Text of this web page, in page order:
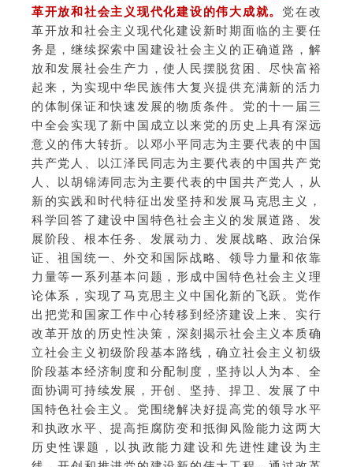
革开放和社会主义现代化建设的伟大成就。 党在改
革开放和社会主义现代化建设新时期面临的主要任
务是，继续探索中国建设社会主义的正确道路，解
放和发展社会生产力，使人民摆脱贫困、尽快富裕
起来，为实现中华民族伟大复兴提供充满新的活力
的体制保证和快速发展的物质条件。党的十一届三
中全会实现了新中国成立以来党的历史上具有深远
意义的伟大转折。以邓小平同志为主要代表的中国
共产党人、以江泽民同志为主要代表的中国共产党
人、以胡锦涛同志为主要代表的中国共产党人，从
新的实践和时代特征出发坚持和发展马克思主义，
科学回答了建设中国特色社会主义的发展道路、发
展阶段、根本任务、发展动力、发展战略、政治保
证、祖国统一、外交和国际战略、领导力量和依靠
力量等一系列基本问题，形成中国特色社会主义理
论体系，实现了马克思主义中国化新的飞跃。党作
出把党和国家工作中心转移到经济建设上来、实行
改革开放的历史性决策，深刻揭示社会主义本质确
立社会主义初级阶段基本路线，确立社会主义初级
阶段基本经济制度和分配制度，坚持以人为本、全
面协调可持续发展，开创、坚持、捍卫、发展了中
国特色社会主义。党围绕解决好提高党的领导水平
和执政水平、提高拒腐防变和抵御风险能力这两大
历史性课题，以执政能力建设和先进性建设为主